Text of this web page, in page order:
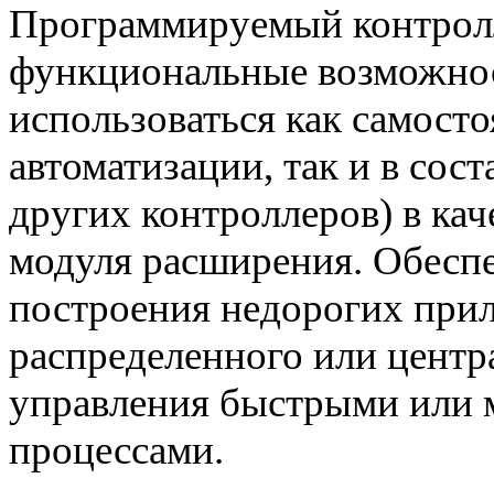
Программируемый
функциональные
использоваться как
автоматизации, так и в
других контроллеров) в
модуля расширения.
построения недорогих
распределенного или
управления быстрыми или
процессами.